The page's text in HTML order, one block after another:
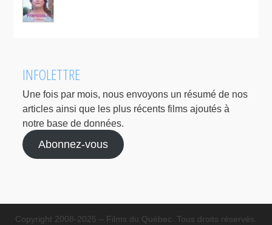
INFOLETTRE
Une fois par mois, nous envoyons un résumé de nos
articles ainsi que les plus récents films ajoutés à
notre base de données.
Abonnez-vous
Copyright 2008-2025 – Films du Québec. Tous droits réservés.